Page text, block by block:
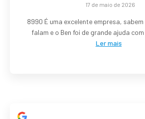
17 de maio de 2026
8990 É uma excelente empresa,
falam e o Ben foi de grande ajuda
Ler mais